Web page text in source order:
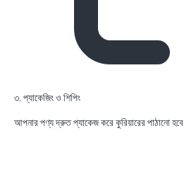
৩. প্যাকেজিং ও শিপিং
আপনার পণ্য দ্রুত প্যাকেজ করে কুরিয়ারের পাঠানো হবে